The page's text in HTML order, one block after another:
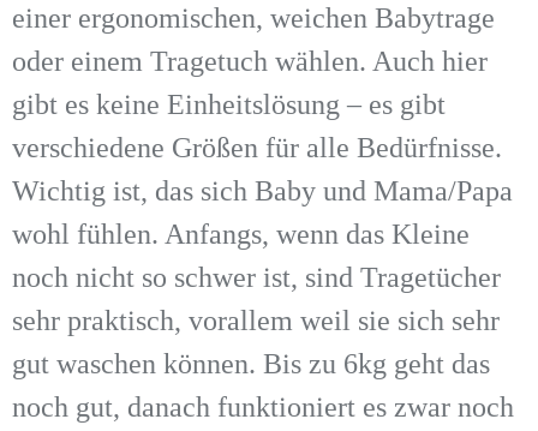
einer ergonomischen, weichen Babytrage
oder einem Tragetuch wählen. Auch hier
gibt es keine Einheitslösung – es gibt
verschiedene Größen für alle Bedürfnisse.
Wichtig ist, das sich Baby und Mama/Papa
wohl fühlen. Anfangs, wenn das Kleine
noch nicht so schwer ist, sind Tragetücher
sehr praktisch, vorallem weil sie sich sehr
gut waschen können. Bis zu 6kg geht das
noch gut, danach funktioniert es zwar noch